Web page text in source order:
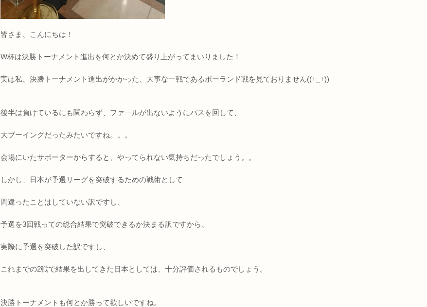
皆さま、こんにちは！
W杯は決勝トーナメント進出を何とか決めて盛り上がってまいりました！
実は私、決勝トーナメント進出がかかった、大事な一戦であるポーランド戦を見ておりません((+_+))
後半は負けているにも関わらず、ファ―ルが出ないようにパスを回して、
大ブーイングだったみたいですね。。。
会場にいたサポーターからすると、やってられない気持ちだったでしょう。。
しかし、日本が予選リーグを突破するための戦術として
間違ったことはしていない訳ですし、
予選を3回戦っての総合結果で突破できるか決まる訳ですから、
実際に予選を突破した訳ですし、
これまでの2戦で結果を出してきた日本としては、十分評価されるものでしょう。
決勝トーナメントも何とか勝って欲しいですね。